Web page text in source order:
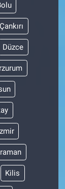
Çankırı
Düzce
Kilis